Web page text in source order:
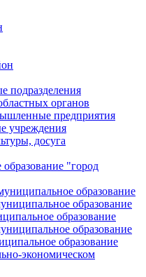
подразделения
органов
предприятия
учреждения
досуга
"город
образование
образование
образование
образование
образование
экономическом